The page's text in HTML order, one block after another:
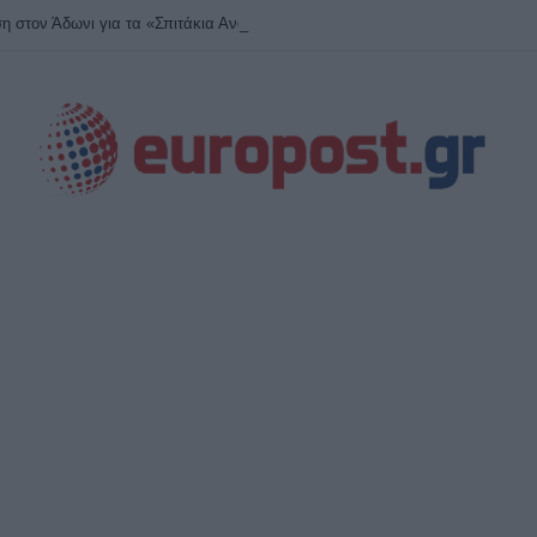
Άδωνι για τα «Σπιτάκια Ανακύκλωσης» – «Ποιος θα πληρώσει τα €40